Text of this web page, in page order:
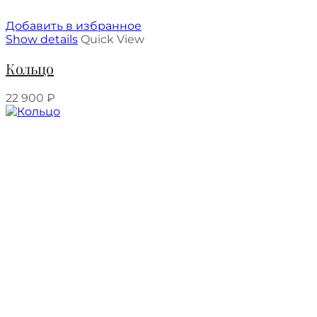
Добавить в избранное
Show details Quick View
Кольцо
22 900 ₽